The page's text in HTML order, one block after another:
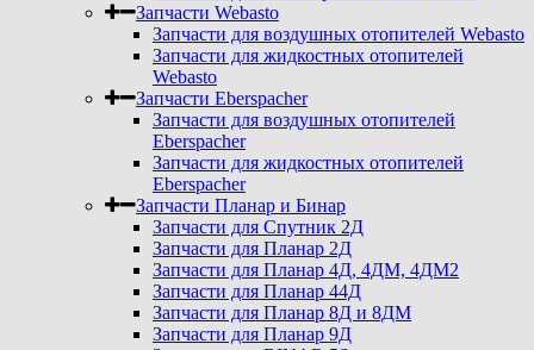
Запчасти Webasto
Запчасти для воздушных отопителей Webasto
Запчасти для жидкостных отопителей
Webasto
Запчасти Eberspacher
Запчасти для воздушных отопителей
Eberspacher
Запчасти для жидкостных отопителей
Eberspacher
Запчасти Планар и Бинар
Запчасти для Спутник 2Д
Запчасти для Планар 2Д
Запчасти для Планар 4Д, 4ДМ, 4ДМ2
Запчасти для Планар 44Д
Запчасти для Планар 8Д и 8ДМ
Запчасти для Планар 9Д